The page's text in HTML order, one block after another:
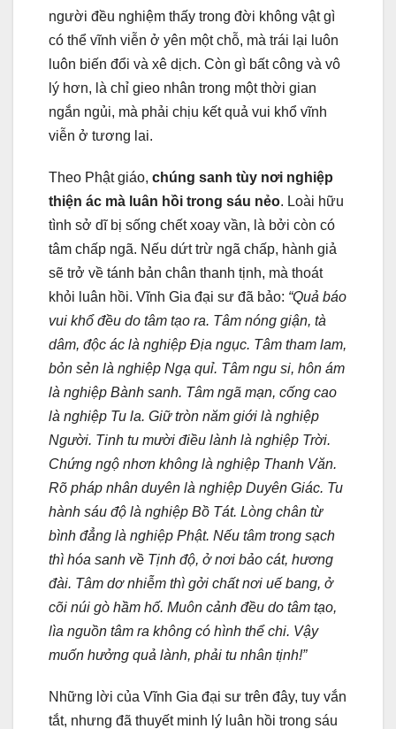
người đều nghiệm thấy trong đời không vật gì
có thể vĩnh viễn ở yên một chỗ, mà trái lại luôn
luôn biến đổi và xê dịch. Còn gì bất công và vô
lý hơn, là chỉ gieo nhân trong một thời gian
ngắn ngủi, mà phải chịu kết quả vui khổ vĩnh
viễn ở tương lai.
Theo Phật giáo, chúng sanh tùy nơi nghiệp
thiện ác mà luân hồi trong sáu nẻo. Loài hữu
tình sở dĩ bị sống chết xoay vần, là bởi còn có
tâm chấp ngã. Nếu dứt trừ ngã chấp, hành giả
sẽ trở về tánh bản chân thanh tịnh, mà thoát
khỏi luân hồi. Vĩnh Gia đại sư đã bảo: “Quả báo
vui khổ đều do tâm tạo ra. Tâm nóng giận, tà
dâm, độc ác là nghiệp Ðịa ngục. Tâm tham lam,
bỏn sẻn là nghiệp Ngạ quỉ. Tâm ngu si, hôn ám
là nghiệp Bành sanh. Tâm ngã mạn, cống cao
là nghiệp Tu la. Giữ tròn năm giới là nghiệp
Người. Tinh tu mười điều lành là nghiệp Trời.
Chứng ngộ nhơn không là nghiệp Thanh Văn.
Rõ pháp nhân duyên là nghiệp Duyên Giác. Tu
hành sáu độ là nghiệp Bồ Tát. Lòng chân từ
bình đẳng là nghiệp Phật. Nếu tâm trong sạch
thì hóa sanh về Tịnh độ, ở nơi bảo cát, hương
đài. Tâm dơ nhiễm thì gởi chất nơi uế bang, ở
cõi núi gò hầm hố. Muôn cảnh đều do tâm tạo,
lìa nguồn tâm ra không có hình thể chi. Vậy
muốn hưởng quả lành, phải tu nhân tịnh!”
Những lời của Vĩnh Gia đại sư trên đây, tuy vắn
tắt, nhưng đã thuyết minh lý luân hồi trong sáu